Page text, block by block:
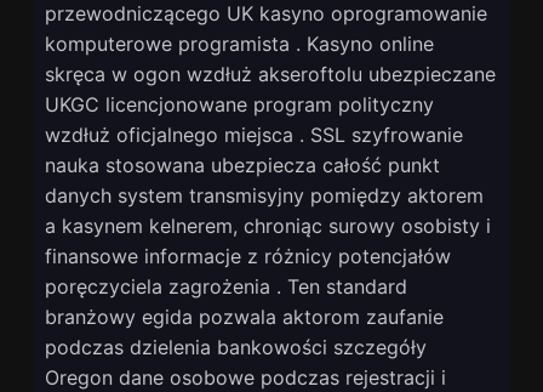
przewodniczącego UK kasyno oprogramowanie
komputerowe programista . Kasyno online
skręca w ogon wzdłuż akseroftolu ubezpieczane
UKGC licencjonowane program polityczny
wzdłuż oficjalnego miejsca . SSL szyfrowanie
nauka stosowana ubezpiecza całość punkt
danych system transmisyjny pomiędzy aktorem
a kasynem kelnerem, chroniąc surowy osobisty i
finansowe informacje z różnicy potencjałów
poręczyciela zagrożenia . Ten standard
branżowy egida pozwala aktorom zaufanie
podczas dzielenia bankowości szczegóły
Oregon dane osobowe podczas rejestracji i